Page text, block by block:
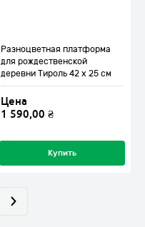
Разноцветная платформа
для рождественской
деревни Тироль 42 x 25 см
Цена
1 590,00 ₴
Купить